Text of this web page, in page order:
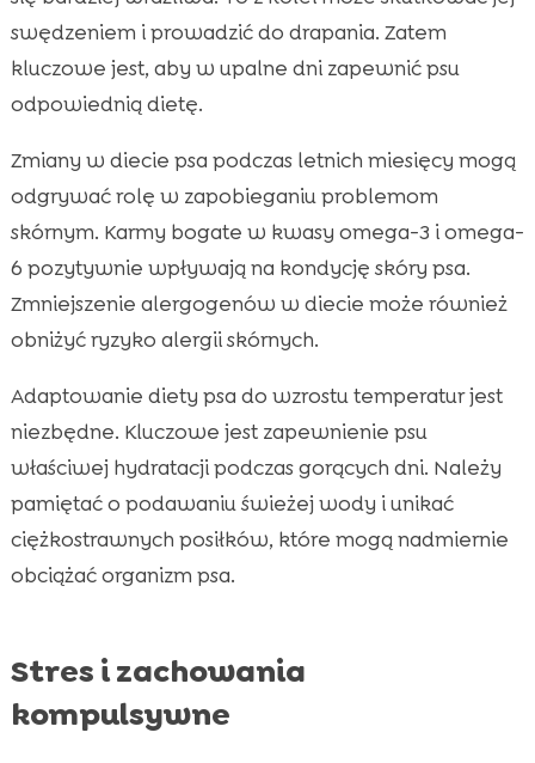
swędzeniem i prowadzić do drapania. Zatem
kluczowe jest, aby w upalne dni zapewnić psu
odpowiednią dietę.
Zmiany w diecie psa podczas letnich miesięcy mogą
odgrywać rolę w zapobieganiu problemom
skórnym. Karmy bogate w kwasy omega-3 i omega-
6 pozytywnie wpływają na kondycję skóry psa.
Zmniejszenie alergogenów w diecie może również
obniżyć ryzyko alergii skórnych.
Adaptowanie diety psa do wzrostu temperatur jest
niezbędne. Kluczowe jest zapewnienie psu
właściwej hydratacji podczas gorących dni. Należy
pamiętać o podawaniu świeżej wody i unikać
ciężkostrawnych posiłków, które mogą nadmiernie
obciążać organizm psa.
Stres i zachowania
kompulsywne